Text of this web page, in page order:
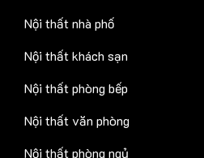
Nội thất nhà phố
Nội thất khách sạn
Nội thất phòng bếp
Nội thất văn phòng
Nội thất phòng ngủ